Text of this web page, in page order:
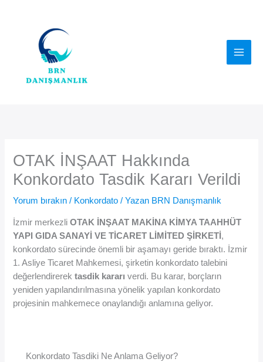
OTAK İNŞAAT Hakkında
Konkordato Tasdik Kararı Verildi
Yorum bırakın / Konkordato / Yazan BRN Danışmanlık
İzmir merkezliOTAK İNŞAAT MAKİNA KİMYA TAAHHÜT
YAPI GIDA SANAYİ VE TİCARET LİMİTED ŞİRKETİ ,
konkordato sürecinde önemli bir aşamayı geride bıraktı. İzmir
1. Asliye Ticaret Mahkemesi, şirketin konkordato talebini
değerlendirerektasdik kararı verdi. Bu karar, borçların
yeniden yapılandırılmasına yönelik yapılan konkordato
projesinin mahkemece onaylandığı anlamına geliyor.
Konkordato Tasdiki Ne Anlama Geliyor?